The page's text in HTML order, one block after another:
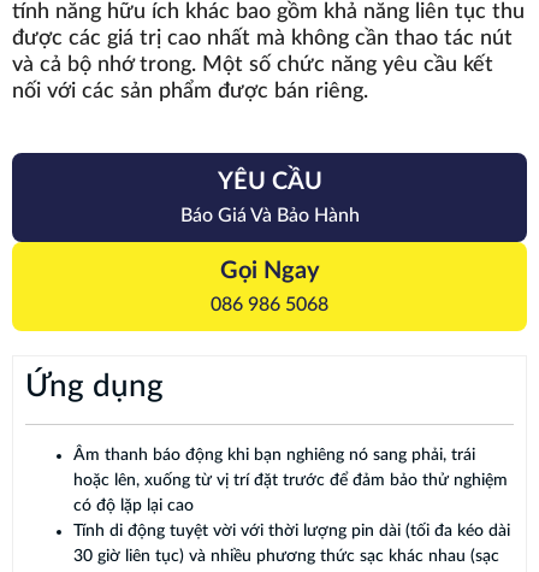
tính năng hữu ích khác bao gồm khả năng liên tục thu
được các giá trị cao nhất mà không cần thao tác nút
và cả bộ nhớ trong. Một số chức năng yêu cầu kết
nối với các sản phẩm được bán riêng.
YÊU CẦU
Báo Giá Và Bảo Hành
Gọi Ngay
086 986 5068
Ứng dụng
Âm thanh báo động khi bạn nghiêng nó sang phải, trái
hoặc lên, xuống từ vị trí đặt trước để đảm bảo thử nghiệm
có độ lặp lại cao
Tính di động tuyệt vời với thời lượng pin dài (tối đa kéo dài
30 giờ liên tục) và nhiều phương thức sạc khác nhau (sạc